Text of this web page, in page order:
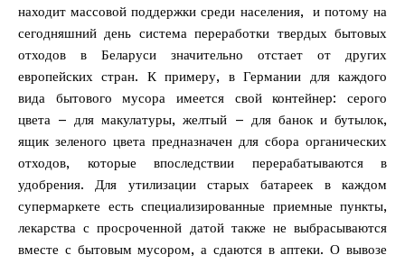
находит массовой поддержки среди населения, и потому на
сегодняшний день система переработки твердых бытовых
отходов в Беларуси значительно отстает от других
европейских стран. К примеру, в Германии для каждого
вида бытового мусора имеется свой контейнер: серого
цвета – для макулатуры, желтый – для банок и бутылок,
ящик зеленого цвета предназначен для сбора органических
отходов, которые впоследствии перерабатываются в
удобрения. Для утилизации старых батареек в каждом
супермаркете есть специализированные приемные пункты,
лекарства с просроченной датой также не выбрасываются
вместе с бытовым мусором, а сдаются в аптеки. О вывозе